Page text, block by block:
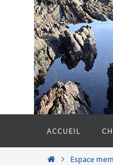
le
ACCUEIL
HomeEspace